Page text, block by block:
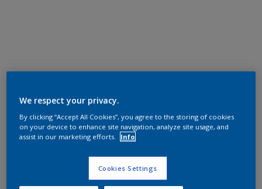
We respect your privacy.
By clicking “Accept All Cookies”, you agree to the storing of cookies
on your device to enhance site navigation, analyze site usage, and
assist in our marketing efforts.
Info
Cookies Settings